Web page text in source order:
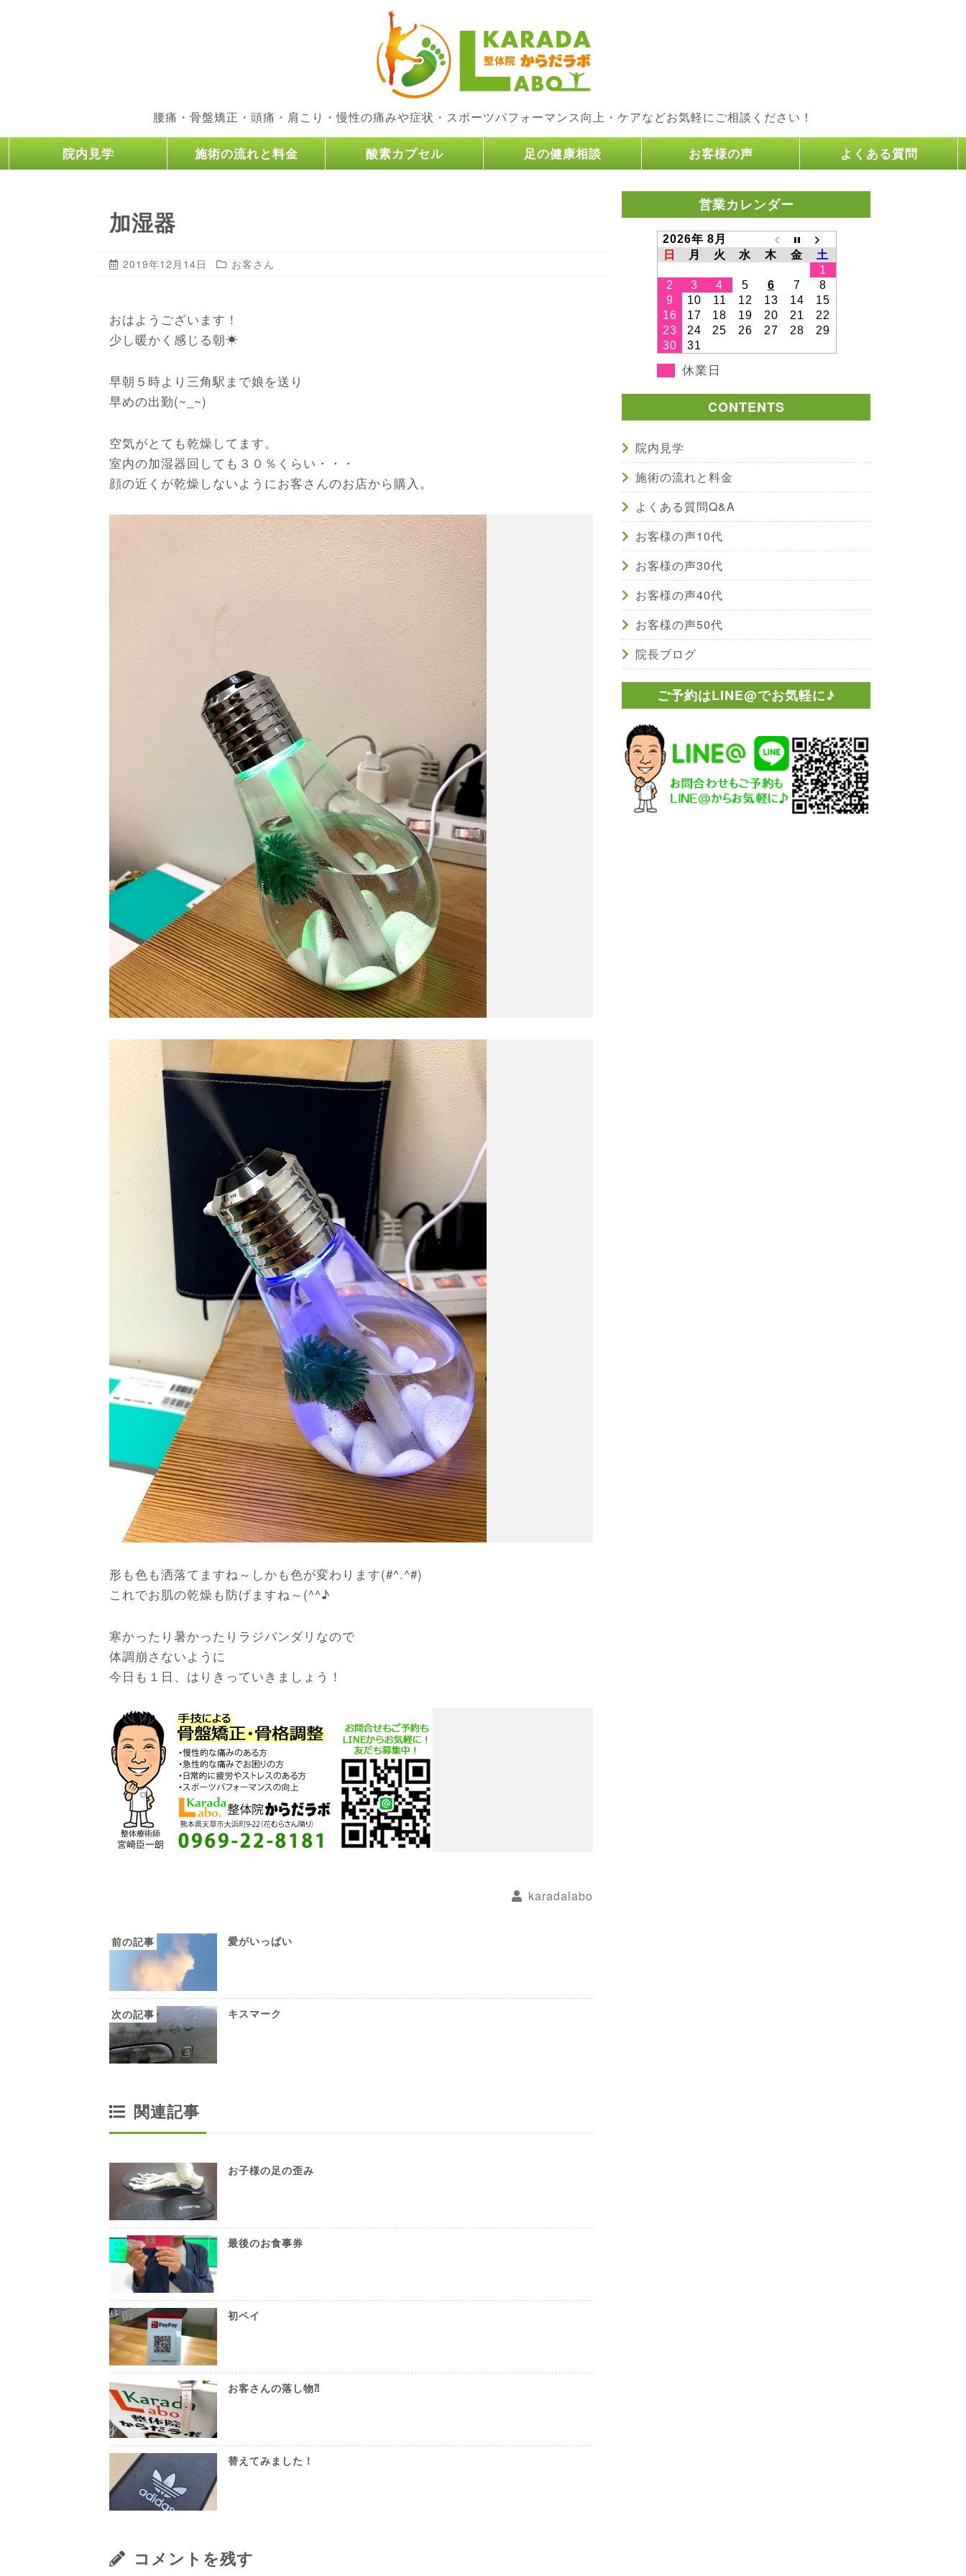
腰痛・骨盤矯正・頭痛・肩こり・慢性の痛みや症状・スポーツパフォーマンス向上・ケアなどお気軽にご相談ください！
院内見学 施術の流れと料金 酸素カプセル 足の健康相談 お客様の声 よくある質問
加湿器
2019年12月14日 お客さん
おはようございます！
少し暖かく感じる朝☀
早朝５時より三角駅まで娘を送り
早めの出勤(~_~)
空気がとても乾燥してます。
室内の加湿器回しても３０％くらい・・・
顔の近くが乾燥しないようにお客さんのお店から購入。
形も色も洒落てますね～しかも色が変わります(#^.^#)
これでお肌の乾燥も防げますね～(^^♪
寒かったり暑かったりラジバンダリなので
体調崩さないように
今日も１日、はりきっていきましょう！
karadalabo
愛がいっぱい
キスマーク
関連記事
お子様の足の歪み
最後のお食事券
初ペイ
お客さんの落し物⁈
替えてみました！
コメントを残す
営業カレンダー
2026年 8月
日
月 火 水 木 金
土
1
2
3 4 5 6 7
8
9
10 11 12 13 14
15
16
17 18 19 20 21
22
23
24 25 26 27 28
29
30
31
休業日
CONTENTS
院内見学
施術の流れと料金
よくある質問Q&A
お客様の声10代
お客様の声30代
お客様の声40代
お客様の声50代
院長ブログ
ご予約はLINE@でお気軽に♪